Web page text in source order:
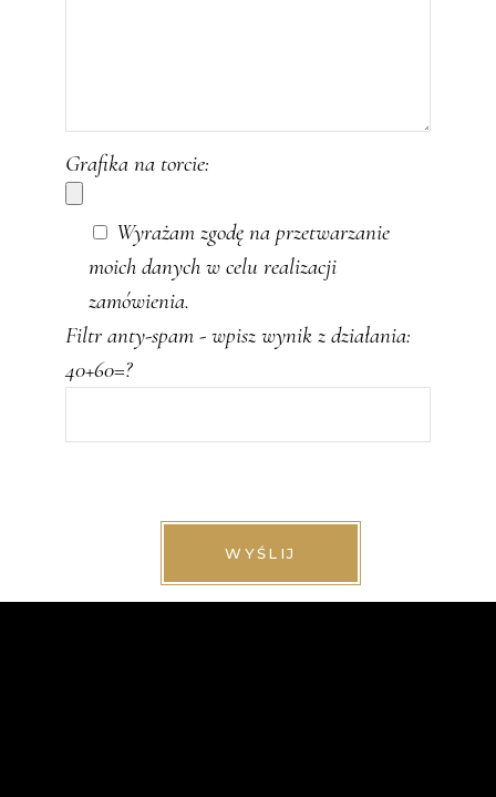
Grafika na torcie:
Wyrażam zgodę na przetwarzanie
moich danych w celu realizacji
zamówienia.
Filtr anty-spam - wpisz wynik z działania:
40+60=?
WYŚLIJ